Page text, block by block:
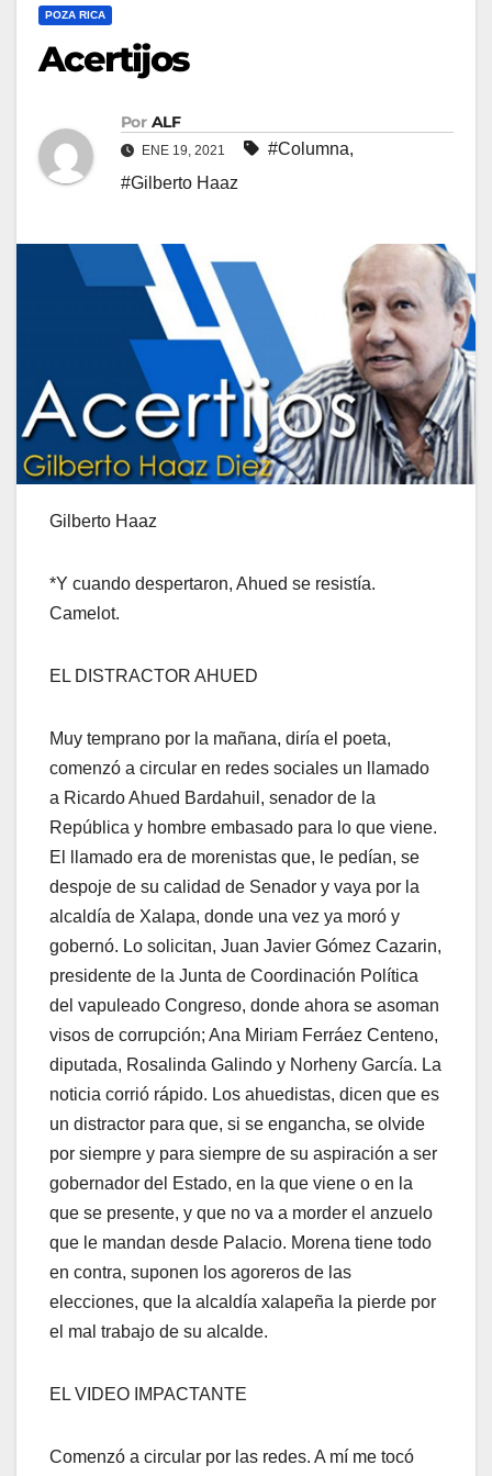
POZA RICA
Acertijos
Por ALF
ENE 19, 2021 #Columna,
#Gilberto Haaz
Gilberto Haaz
*Y cuando despertaron, Ahued se resistía.
Camelot.
EL DISTRACTOR AHUED
Muy temprano por la mañana, diría el poeta,
comenzó a circular en redes sociales un llamado
a Ricardo Ahued Bardahuil, senador de la
República y hombre embasado para lo que viene.
El llamado era de morenistas que, le pedían, se
despoje de su calidad de Senador y vaya por la
alcaldía de Xalapa, donde una vez ya moró y
gobernó. Lo solicitan, Juan Javier Gómez Cazarin,
presidente de la Junta de Coordinación Política
del vapuleado Congreso, donde ahora se asoman
visos de corrupción; Ana Miriam Ferráez Centeno,
diputada, Rosalinda Galindo y Norheny García. La
noticia corrió rápido. Los ahuedistas, dicen que es
un distractor para que, si se engancha, se olvide
por siempre y para siempre de su aspiración a ser
gobernador del Estado, en la que viene o en la
que se presente, y que no va a morder el anzuelo
que le mandan desde Palacio. Morena tiene todo
en contra, suponen los agoreros de las
elecciones, que la alcaldía xalapeña la pierde por
el mal trabajo de su alcalde.
EL VIDEO IMPACTANTE
Comenzó a circular por las redes. A mí me tocó